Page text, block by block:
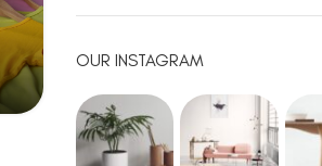
OUR INSTAGRAM